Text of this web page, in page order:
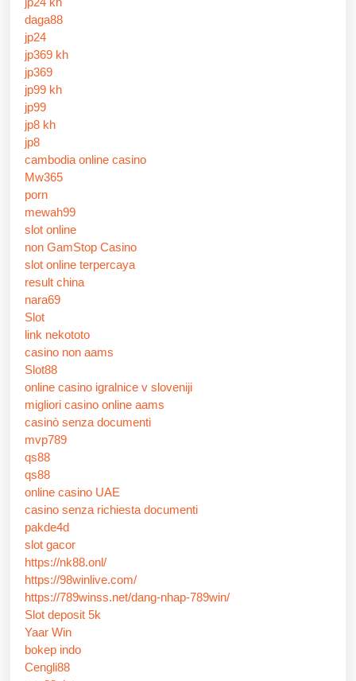
daga88
jp24
jp369 kh
jp369
jp99 kh
jp99
jp8 kh
jp8
cambodia online casino
Mw365
porn
mewah99
slot online
non GamStop Casino
slot online terpercaya
result china
nara69
Slot
link nekototo
casino non aams
Slot88
online casino igralnice v sloveniji
migliori casino online aams
casinò senza documenti
mvp789
qs88
qs88
online casino UAE
casino senza richiesta documenti
pakde4d
slot gacor
https://nk88.onl/
https://98winlive.com/
https://789winss.net/dang-nhap-789win/
Slot deposit 5k
Yaar Win
bokep indo
Cengli88